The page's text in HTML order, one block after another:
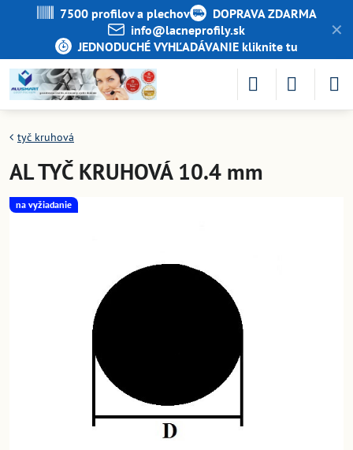
✕
7500 profilov a plechov
DOPRAVA ZDARMA
info​@lacneprofily​.sk
JEDNODUCHÉ VYHĽADÁVANIE kliknite tu
na vyžiadanie
tyč kruhová
AL TYČ KRUHOVÁ 10.4 mm